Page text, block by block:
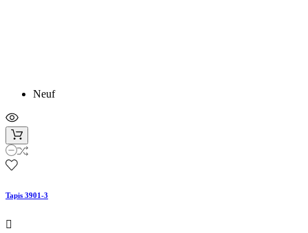
Neuf
Tapis 3901-3
